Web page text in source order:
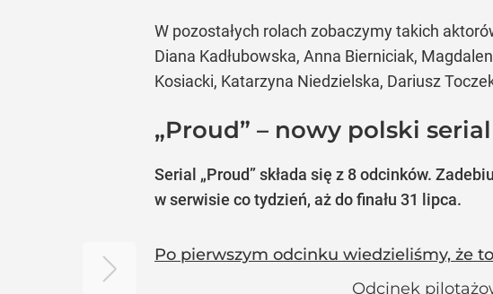
W pozostałych rolach zobaczymy takich
Diana Kadłubowska, Anna Bierniciak,
Kosiacki, Katarzyna Niedzielska, Dariusz
„Proud” – nowy polski
Serial „Proud” składa się z 8 odcinków.
w serwisie co tydzień, aż do finału 31 lipca.
Po pierwszym odcinku wiedzieliśmy, że
Odcinek